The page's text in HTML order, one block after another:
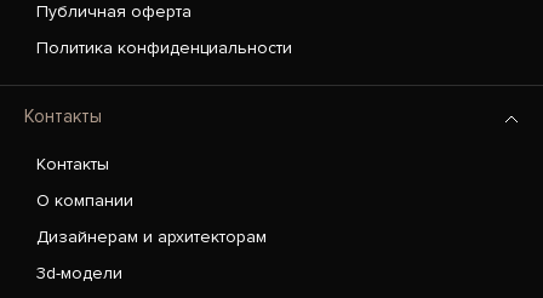
Публичная оферта
Политика конфиденциальности
Контакты
Контакты
О компании
Дизайнерам и архитекторам
3d-модели